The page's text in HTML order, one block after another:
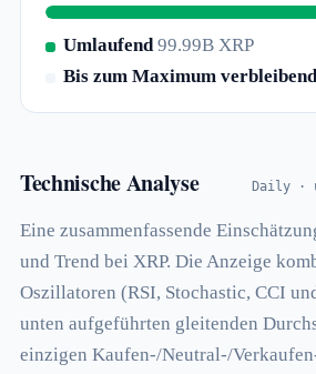
Umlaufend99.99B XRP
Bis zum Maximum verbleibend
Technische Analyse Daily ·
Eine zusammenfassende
und Trend bei XRP. Die Anzeige
Oszillatoren (RSI, Stochastic, CCI
unten aufgeführten gleitenden
einzigen Kaufen-/Neutral-/